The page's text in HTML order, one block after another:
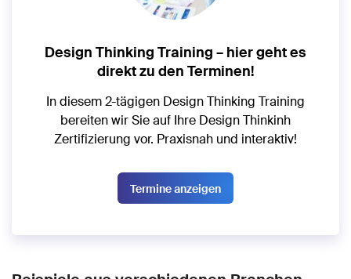
Design Thinking Training – hier geht es
direkt zu den Terminen!
In diesem 2-tägigen Design Thinking Training
bereiten wir Sie auf Ihre Design Thinkinh
Zertifizierung vor. Praxisnah und interaktiv!
Termine anzeigen